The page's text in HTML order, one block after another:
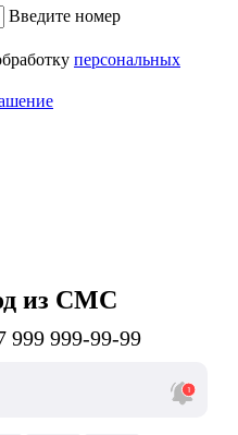
Введите номер
персональных
из СМС
999 999-99-99